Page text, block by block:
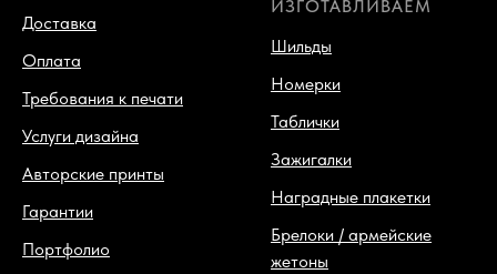
Доставка
Оплата
Требования к печати
Услуги дизайна
Авторские принты
Гарантии
Портфолио
ИЗГОТАВЛИВАЕМ
Шильды
Номерки
Таблички
Зажигалки
Наградные плакетки
Брелоки / армейские
жетоны